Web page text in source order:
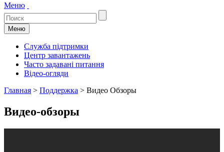
Меню
Меню
Служба підтримки
Центр завантажень
Часто задавані питання
Відео-огляди
Главная > Поддержка > Видео Обзоры
Видео-обзоры